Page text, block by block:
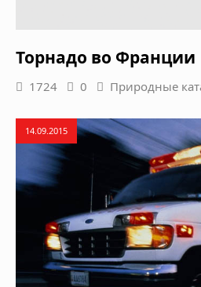
Торнадо во Франции
1724 0 Природные
14.09.2015